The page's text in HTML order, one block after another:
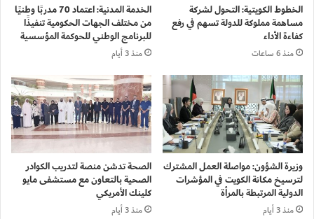
الخطوط الكويتية: التحول لشركة
مساهمة مملوكة للدولة تسهم في رفع
كفاءة الأداء
منذ 6 ساعات
الخدمة المدنية: اعتماد 70 مدربًا وطنيًا
من مختلف الجهات الحكومية تنفيذًا
للبرنامج الوطني للحوكمة المؤسسية
منذ 3 أيام
وزيرة الشؤون: مواصلة العمل المشترك
لترسيخ مكانة الكويت في المؤشرات
الدولية المرتبطة بالمرأة
منذ 3 أيام
الصحة تدشن منصة لتدريب الكوادر
الصحية بالتعاون مع مستشفى مايو
كلينك الأمريكي
منذ 3 أيام